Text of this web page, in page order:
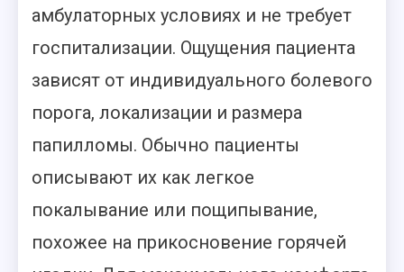
амбулаторных условиях и не требует
госпитализации. Ощущения пациента
зависят от индивидуального болевого
порога, локализации и размера
папилломы. Обычно пациенты
описывают их как легкое
покалывание или пощипывание,
похожее на прикосновение горячей